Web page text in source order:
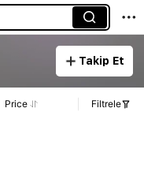
Takip Et
Price Filtrele